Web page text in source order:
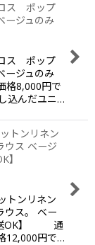
ス ポップ
ージュのみ
ス ポップ
ージュのみ
格8,000円で
込んだユニ…
トンリネン
ウス ベージ
】
トンリネン
ウス。 ベー
送OK】 通
12,000円で…